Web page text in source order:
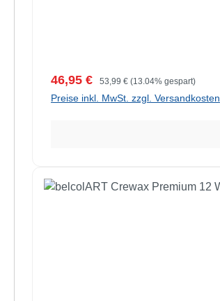
Verkaufspreis:
46,95 € Regulärer Preis:
53,99 € (13.04% gespart)
Preise inkl. MwSt. zzgl. Versandkosten